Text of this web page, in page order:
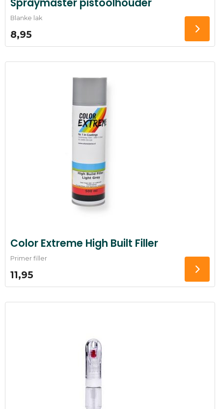
Blanke lak
8,95
Color Extreme High Built Filler
Primer filler
11,95